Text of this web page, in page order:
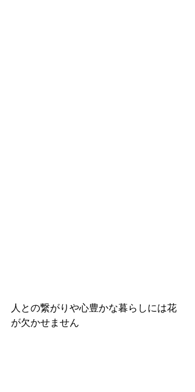
人との繋がりや心豊かな暮らしには花
が欠かせません